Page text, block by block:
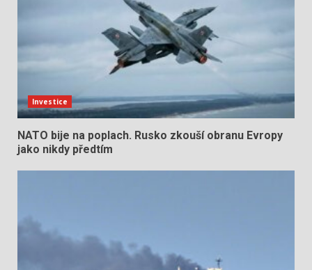
Investice
NATO bije na poplach. Rusko zkouší obranu Evropy
jako nikdy předtím